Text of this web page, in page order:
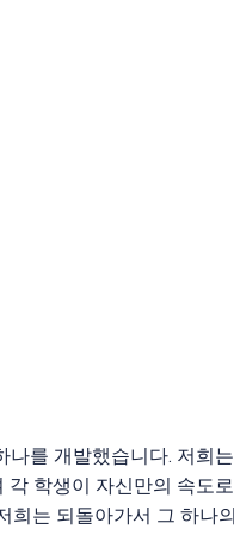
를 개발했습니다. 저희
학생이 자신만의 속도
희는 되돌아가서 그 하나